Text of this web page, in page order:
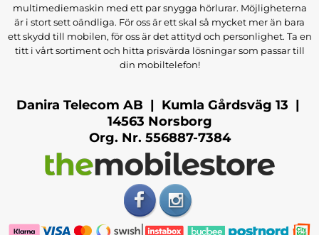
multimediemaskin med ett par snygga hörlurar. Möjligheterna
är i stort sett oändliga. För oss är ett skal så mycket mer än bara
ett skydd till mobilen, för oss är det attityd och personlighet. Ta en
titt i vårt sortiment och hitta prisvärda lösningar som passar till
din mobiltelefon!
Danira Telecom AB | Kumla Gårdsväg 13 |
14563 Norsborg
Org. Nr. 556887-7384